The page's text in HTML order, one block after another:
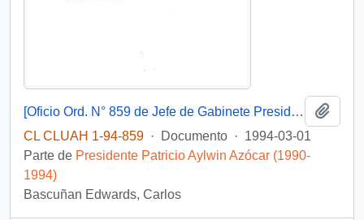
[Oficio Ord. N° 859 de Jefe de Gabinete Presidencial, remite copia de carta que se indica]
CL CLUAH 1-94-859 · Documento · 1994-03-01
Parte de Presidente Patricio Aylwin Azócar (1990-
1994)
Bascuñan Edwards, Carlos